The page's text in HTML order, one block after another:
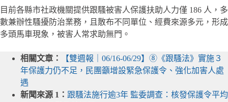
目前各縣市社政機關提供跟騷被害人保護扶助人力僅 186 人，多
數兼辦性騷擾防治業務，且散布不同單位、經費來源多元，形成
多頭馬車現象，被害人常求助無門。
相關文章：
【雙週報｜06/16-06/29】⑧《跟騷法》實施３
年保護力仍不足，民團籲增設緊急保護令、強化加害人處
遇
新聞來源 1： 跟騷法施行逾3年 監委調查：核發保護令平均